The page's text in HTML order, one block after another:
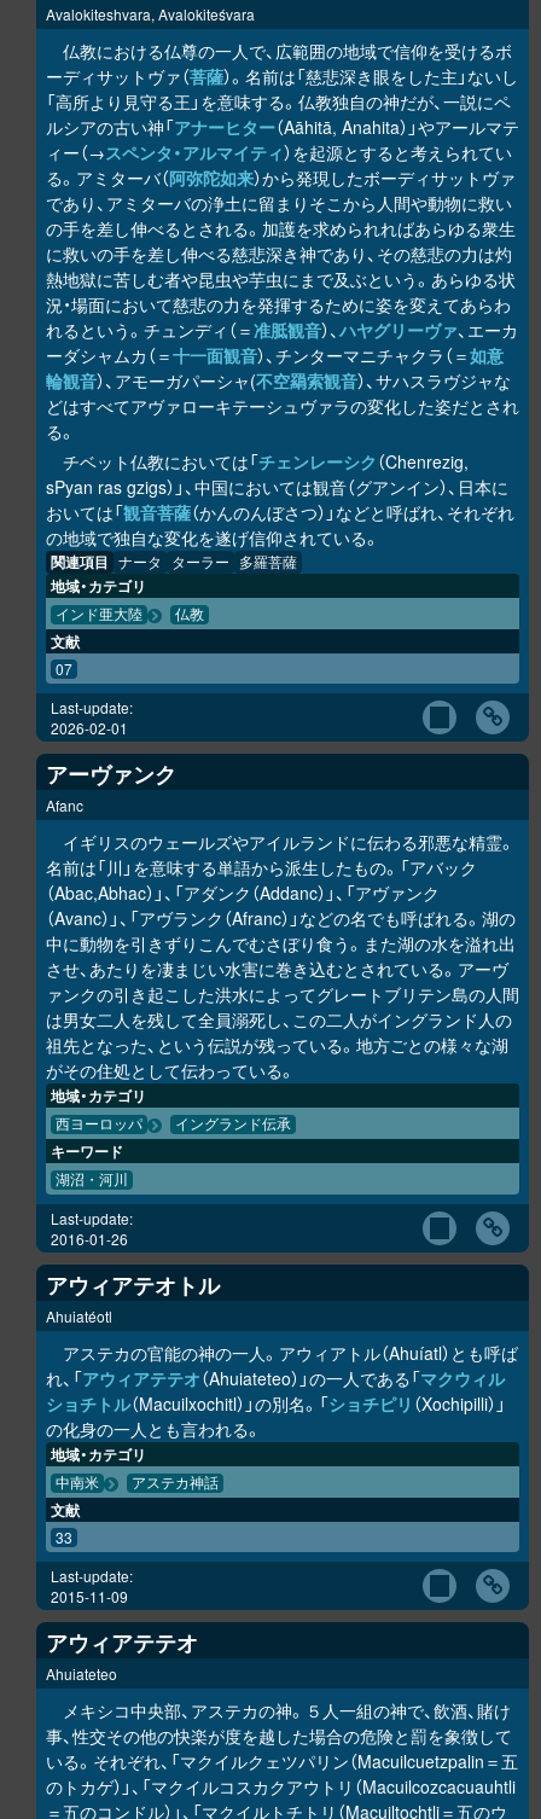
Avalokiteshvara, Avalokiteśvara
仏教における仏尊の一人で、広範囲の地域で信仰を受けるボ
ーディサットヴァ（菩薩）。名前は「慈悲深き眼をした主」ないし
「高所より見守る王」を意味する。仏教独自の神だが、一説にペ
ルシアの古い神「アナーヒター（Aāhitā, Anahita）」やアールマテ
ィー（→スペンタ・アルマイティ）を起源とすると考えられてい
る。アミターバ（阿弥陀如来）から発現したボーディサットヴァ
であり、アミターバの浄土に留まりそこから人間や動物に救い
の手を差し伸べるとされる。加護を求められればあらゆる衆生
に救いの手を差し伸べる慈悲深き神であり、その慈悲の力は灼
熱地獄に苦しむ者や昆虫や芋虫にまで及ぶという。あらゆる状
況・場面において慈悲の力を発揮するために姿を変えてあらわ
れるという。チュンディ（＝准胝観音）、ハヤグリーヴァ、エーカ
ーダシャムカ（＝十一面観音）、チンターマニチャクラ（＝如意
輪観音）、アモーガパーシャ(不空羂索観音）、サハスラヴジャな
どはすべてアヴァローキテーシュヴァラの変化した姿だとされ
る。
チベット仏教においては「チェンレーシク （Chenrezig,
sPyan ras gzigs）」、中国においては観音（グアンイン）、日本に
おいては「観音菩薩（かんのんぼさつ）」などと呼ばれ、それぞれ
の地域で独自な変化を遂げ信仰されている。
関連項目 ナータ ターラー 多羅菩薩
地域・カテゴリ
インド亜大陸 仏教
文献
07
Last-update:
2026-02-01
アーヴァンク
Afanc
イギリスのウェールズやアイルランドに伝わる邪悪な精霊。
名前は「川」を意味する単語から派生したもの。「アバック
（Abac,Abhac）」、「アダンク（Addanc）」、「アヴァンク
（Avanc）」、「アヴランク（Afranc）」などの名でも呼ばれる。湖の
中に動物を引きずりこんでむさぼり食う。また湖の水を溢れ出
させ、あたりを凄まじい水害に巻き込むとされている。アーヴ
ァンクの引き起こした洪水によってグレートブリテン島の人間
は男女二人を残して全員溺死し、この二人がイングランド人の
祖先となった、という伝説が残っている。地方ごとの様々な湖
がその住処として伝わっている。
地域・カテゴリ
西ヨーロッパ イングランド伝承
キーワード
湖沼・河川
Last-update:
2016-01-26
アウィアテオトル
Ahuiatéotl
アステカの官能の神の一人。アウィアトル（Ahuíatl）とも呼ば
れ、「アウィアテテオ（Ahuiateteo）」の一人である「マクウィル
ショチトル（Macuilxochitl）」の別名。「ショチピリ （Xochipilli）」
の化身の一人とも言われる。
地域・カテゴリ
中南米 アステカ神話
文献
33
Last-update:
2015-11-09
アウィアテテオ
Ahuiateteo
メキシコ中央部、アステカの神。５人一組の神で、飲酒、賭け
事、性交その他の快楽が度を越した場合の危険と罰を象徴して
いる。それぞれ、「マクイルクェツパリン（Macuilcuetzpalin＝五
のトカゲ）」、「マクイルコスカクアウトリ（Macuilcozcacuauhtli
＝五のコンドル）」、「マクイルトチトリ（Macuiltochtli＝五のウ